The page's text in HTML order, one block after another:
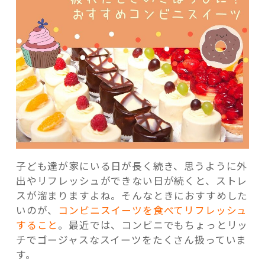
記事検索
子ども達が家にいる日が長く続き、思うように外
出やリフレッシュができない日が続くと、ストレ
スが溜まりますよね。そんなときにおすすめした
いのが、
コンビニスイーツを食べてリフレッシュ
すること。最近では、コンビニでもちょっとリッ
チでゴージャスなスイーツをたくさん扱っていま
す。